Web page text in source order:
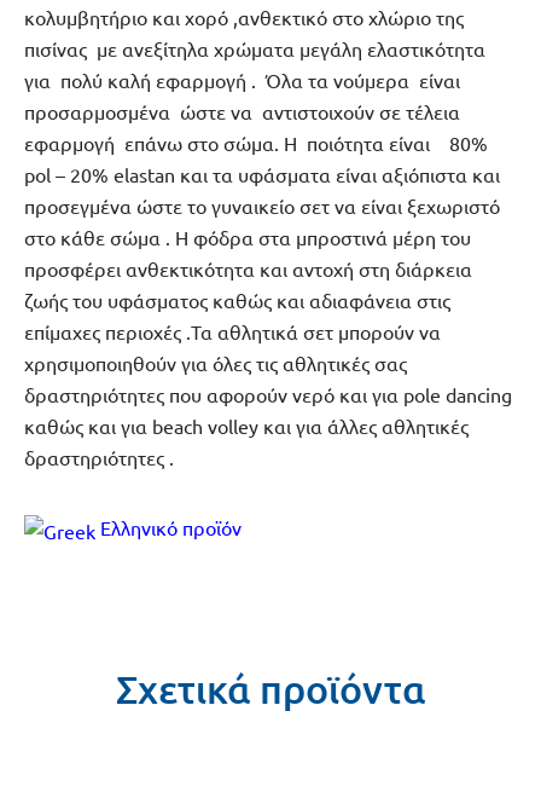
κολυμβητήριο και χορό ,ανθεκτικό στο χλώριο της
πισίνας με ανεξίτηλα χρώματα μεγάλη ελαστικότητα
για πολύ καλή εφαρμογή . Όλα τα νούμερα είναι
προσαρμοσμένα ώστε να αντιστοιχούν σε τέλεια
εφαρμογή επάνω στο σώμα. Η ποιότητα είναι 80%
pol – 20% elastan και τα υφάσματα είναι αξιόπιστα και
προσεγμένα ώστε το γυναικείο σετ να είναι ξεχωριστό
στο κάθε σώμα . Η φόδρα στα μπροστινά μέρη του
προσφέρει ανθεκτικότητα και αντοχή στη διάρκεια
ζωής του υφάσματος καθώς και αδιαφάνεια στις
επίμαχες περιοχές .Τα αθλητικά σετ μπορούν να
χρησιμοποιηθούν για όλες τις αθλητικές σας
δραστηριότητες που αφορούν νερό και για pole dancing
καθώς και για beach volley και για άλλες αθλητικές
δραστηριότητες .
Ελληνικό προϊόν
Σχετικά προϊόντα